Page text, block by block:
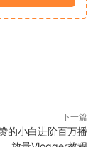
下一篇
的小白进阶百万播